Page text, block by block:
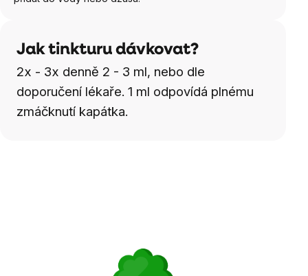
Jak tinkturu dávkovat?
2x - 3x denně 2 - 3 ml, nebo dle
doporučení lékaře. 1 ml odpovídá plnému
zmáčknutí kapátka.